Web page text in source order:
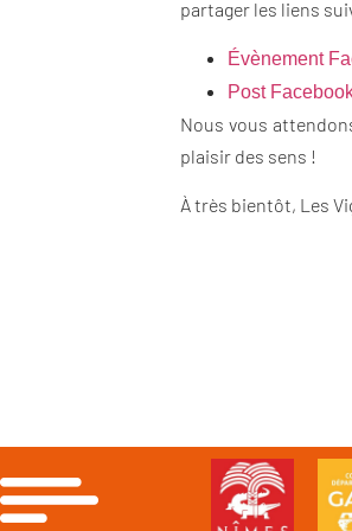
partager les liens
Évènement
Post
Nous vous
plaisir des sens !
À très bientôt, Les